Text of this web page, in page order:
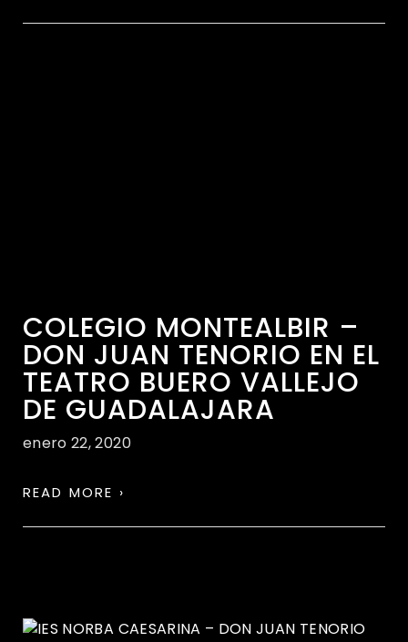
COLEGIO MONTEALBIR –
DON JUAN TENORIO EN EL
TEATRO BUERO VALLEJO
DE GUADALAJARA
enero 22, 2020
READ MORE ›